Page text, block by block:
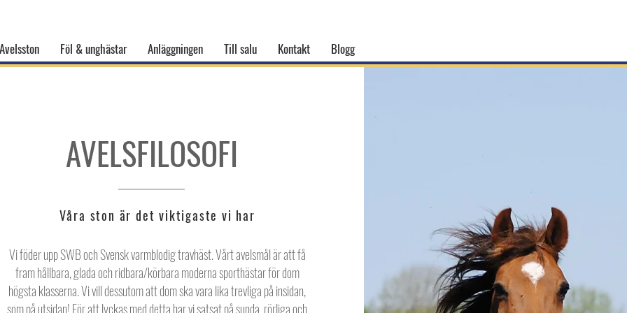
Avelsston Föl & unghästar Anläggningen Till salu Kontakt Blogg
AVELSFILOSOFI
Våra ston är det viktigaste vi har
Vi föder upp SWB och Svensk varmblodig travhäst. Vårt avelsmål är att få
fram hållbara, glada och ridbara/körbara moderna sporthästar för dom
högsta klasserna. Vi vill dessutom att dom ska vara lika trevliga på insidan,
som på utsidan! För att lyckas med detta har vi satsat på sunda, rörliga och